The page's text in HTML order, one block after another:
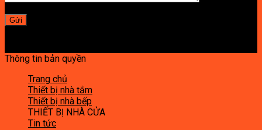
Thông tin bản quyền
Trang chủ
Thiết bị nhà tắm
Thiết bị nhà bếp
THIẾT BỊ NHÀ CỬA
Tin tức